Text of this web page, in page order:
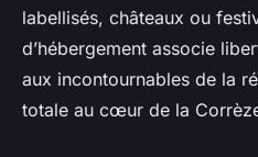
labellisés, châteaux ou
d’hébergement associe
aux incontournables de la
totale au cœur de la